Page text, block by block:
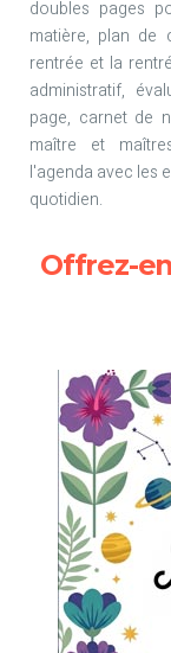
doubles pages
matière, plan de
rentrée et la
administratif,
page, carnet de
maître et
l'agenda avec les
quotidien.
Offrez-